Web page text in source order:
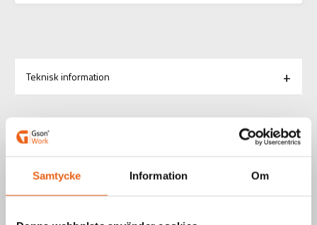
Samtycke Information Om
Teknisk information
RELATERADE PRODUKTER
Såg / Tigersågsblad